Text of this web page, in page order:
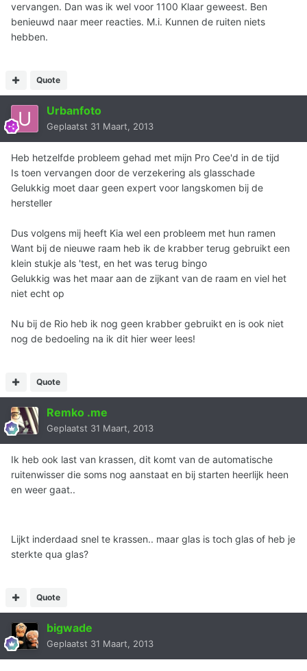
vervangen. Dan was ik wel voor 1100 Klaar geweest. Ben
benieuwd naar meer reacties. M.i. Kunnen de ruiten niets
hebben.
Quote
Urbanfoto
Geplaatst 31 Maart, 2013
Heb hetzelfde probleem gehad met mijn Pro Cee'd in de tijd
Is toen vervangen door de verzekering als glasschade
Gelukkig moet daar geen expert voor langskomen bij de
hersteller
Dus volgens mij heeft Kia wel een probleem met hun ramen
Want bij de nieuwe raam heb ik de krabber terug gebruikt een
klein stukje als 'test, en het was terug bingo
Gelukkig was het maar aan de zijkant van de raam en viel het
niet echt op
Nu bij de Rio heb ik nog geen krabber gebruikt en is ook niet
nog de bedoeling na ik dit hier weer lees!
Quote
Remko .me
Geplaatst 31 Maart, 2013
Ik heb ook last van krassen, dit komt van de automatische
ruitenwisser die soms nog aanstaat en bij starten heerlijk heen
en weer gaat..
Lijkt inderdaad snel te krassen.. maar glas is toch glas of heb je
sterkte qua glas?
Quote
bigwade
Geplaatst 31 Maart, 2013